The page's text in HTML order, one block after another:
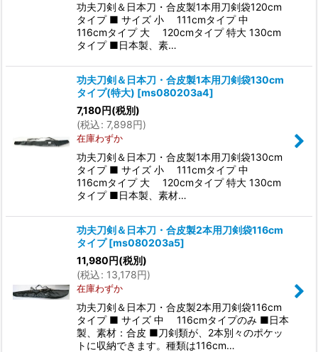
功夫刀剣＆日本刀・合皮製1本用刀剣袋120cm
タイプ ■ サイズ 小 111cmタイプ 中
116cmタイプ 大 120cmタイプ 特大 130cm
タイプ ■日本製、素…
功夫刀剣＆日本刀・合皮製1本用刀剣袋130cm
タイプ(特大) [ms080203a4]
7,180円(税別)
(税込: 7,898円)
在庫わずか
功夫刀剣＆日本刀・合皮製1本用刀剣袋130cm
タイプ ■ サイズ 小 111cmタイプ 中
116cmタイプ 大 120cmタイプ 特大 130cm
タイプ ■日本製、素材…
功夫刀剣＆日本刀・合皮製2本用刀剣袋116cm
タイプ [ms080203a5]
11,980円(税別)
(税込: 13,178円)
在庫わずか
功夫刀剣＆日本刀・合皮製2本用刀剣袋116cm
タイプ ■ サイズ 中 116cmタイプのみ ■日本
製、素材：合皮 ■刀剣類が、2本別々のポケッ
トに収納できます。種類は116cm…